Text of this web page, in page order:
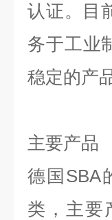
认证。目
务于工业
稳定的产
主要产品
德国 SBA
类，主要